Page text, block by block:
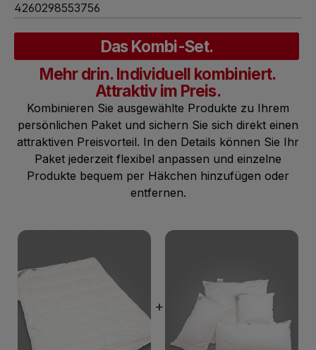
4260298553756
Das Kombi-Set.
Mehr drin. Individuell kombiniert.
Attraktiv im Preis.
Kombinieren Sie ausgewählte Produkte zu Ihrem
persönlichen Paket und sichern Sie sich direkt einen
attraktiven Preisvorteil. In den Details können Sie Ihr
Paket jederzeit flexibel anpassen und einzelne
Produkte bequem per Häkchen hinzufügen oder
entfernen.
+